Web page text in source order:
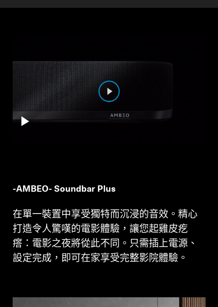
-AMBEO- Soundbar Plus
在單一裝置中享受獨特而沉浸的音效。精心
打造令人驚嘆的電影體驗，讓您起雞皮疙
瘩：電影之夜將從此不同。只需插上電源、
設定完成，即可在家享受完整影院體驗。